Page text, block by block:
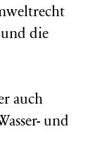
die
auch
und